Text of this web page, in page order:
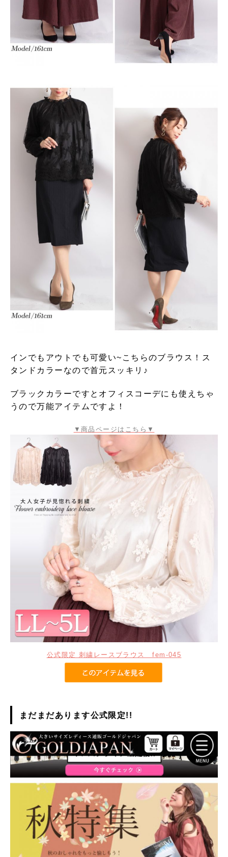
インでもアウトでも可愛い~こちらのブラウス！ス
タンドカラーなので首元スッキリ♪
ブラックカラーですとオフィスコーデにも使えちゃ
うので万能アイテムですよ！
▼商品ページはこちら▼
公式限定 刺繍レースブラウス fem-045
まだまだあります公式限定!!